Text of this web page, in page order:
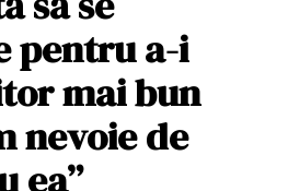
pentru a-i
mai bun
nevoie de
ea”